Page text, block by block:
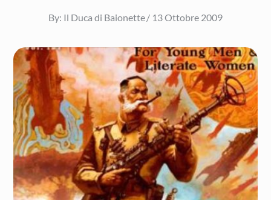
By: Il Duca di Baionette
Posted
13 Ottobre 2009